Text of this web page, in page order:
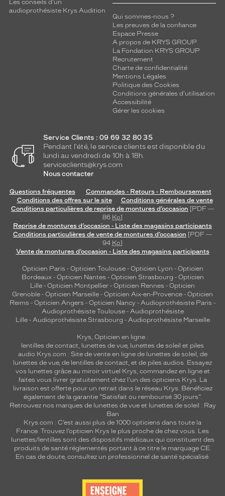
Les conseils d'un
audioprothésiste Krys Audition
Qui sommes-nous ?
Les preuves de la confiance
Espace Presse
A propos de KRYS GROUP
La Fondation KRYS GROUP
Recrutement
Charte de confidentialité
Mentions Légales
Politique des Cookies
Conditions générales d'utilisation
Accessibilité
Gérer les cookies
Service Clients : 09 69 32 80 35
Pendant l'été, le service clients est disponible du
lundi au vendredi de 10h à 18h.
serviceclients@krys.com
Nous contacter
Questions fréquentes
Commandes - Retours - Remboursement
Conditions des offres sur le site
Conditions générales de vente
Conditions particulières de reprise de montures d’occasion [PDF —
86 Ko]
Reprise de montures d’occasion - Liste des magasins participants
Conditions particulières de vente de montures d’occasion [PDF —
94 Ko]
Vente de montures d’occasion - Liste des magasins participants
Opticien Paris - Opticien Toulouse- Opticien Lyon - Opticien
Bordeaux- Opticien Nantes - Opticien Strasbourg - Opticien
Lille - Opticien Montpellier - Opticien Rennes - Opticien
Grenoble - Opticien Marseille - Opticien Aix-en-Provence - Opticien
Reims - Opticien Angers - Opticien Nancy - Audioprothésiste Paris -
Audioprothésiste Toulouse- Audioprothésiste
Lille- Audioprothésiste Strasbourg - Audioprothésiste Marseille
Krys, Opticien en ligne :
lentilles de contact, lunettes de vue, lunettes de soleil et piles
audio Krys.com : Site de vente en ligne de lunettes de soleil, de
lunettes de vue, de lentilles de contact, et de piles audios. Essayez
vos lunettes grâce au miroir virtuel Krys, commandez en ligne et
faites vous livrer gratuitement chez l'un des opticiens Krys. La
livraison est offerte pour un retrait dans le réseau Krys. Bénéficiez
également de la garantie "Satisfait ou remboursé 30 jours".
Retrouvez nos marques de lunettes de vue et lunettes de soleil : Ray
Ban
Krys.com : C’est aussi plus de 1000 opticiens dans toute la
France. Trouvez l’opticien Krys le plus proche de chez vous. Les
lunettes/lentilles sont des dispositifs médicaux qui constituent des
produits de santé réglementés portant à ce titre le marquage CE.
En cas de doute, consultez un professionnel de santé spécialisé.